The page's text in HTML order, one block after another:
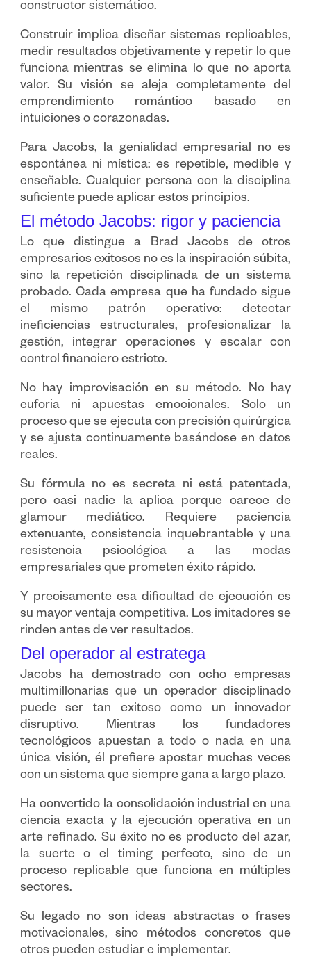
constructor sistemático.
Construir implica diseñar sistemas replicables,
medir resultados objetivamente y repetir lo que
funciona mientras se elimina lo que no aporta
valor. Su visión se aleja completamente del
emprendimiento romántico basado en
intuiciones o corazonadas.
Para Jacobs, la genialidad empresarial no es
espontánea ni mística: es repetible, medible y
enseñable. Cualquier persona con la disciplina
suficiente puede aplicar estos principios.
El método Jacobs: rigor y paciencia
Lo que distingue a Brad Jacobs de otros
empresarios exitosos no es la inspiración súbita,
sino la repetición disciplinada de un sistema
probado. Cada empresa que ha fundado sigue
el mismo patrón operativo: detectar
ineficiencias estructurales, profesionalizar la
gestión, integrar operaciones y escalar con
control financiero estricto.
No hay improvisación en su método. No hay
euforia ni apuestas emocionales. Solo un
proceso que se ejecuta con precisión quirúrgica
y se ajusta continuamente basándose en datos
reales.
Su fórmula no es secreta ni está patentada,
pero casi nadie la aplica porque carece de
glamour mediático. Requiere paciencia
extenuante, consistencia inquebrantable y una
resistencia psicológica a las modas
empresariales que prometen éxito rápido.
Y precisamente esa dificultad de ejecución es
su mayor ventaja competitiva. Los imitadores se
rinden antes de ver resultados.
Del operador al estratega
Jacobs ha demostrado con ocho empresas
multimillonarias que un operador disciplinado
puede ser tan exitoso como un innovador
disruptivo. Mientras los fundadores
tecnológicos apuestan a todo o nada en una
única visión, él prefiere apostar muchas veces
con un sistema que siempre gana a largo plazo.
Ha convertido la consolidación industrial en una
ciencia exacta y la ejecución operativa en un
arte refinado. Su éxito no es producto del azar,
la suerte o el timing perfecto, sino de un
proceso replicable que funciona en múltiples
sectores.
Su legado no son ideas abstractas o frases
motivacionales, sino métodos concretos que
otros pueden estudiar e implementar.